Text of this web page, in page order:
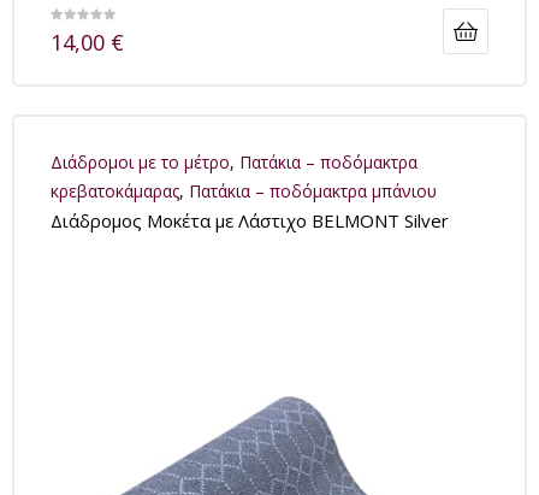
14,00 €
Διάδρομοι με το μέτρο, Πατάκια – ποδόμακτρα
κρεβατοκάμαρας, Πατάκια – ποδόμακτρα μπάνιου
Διάδρομος Μοκέτα με Λάστιχο BELMONT Silver